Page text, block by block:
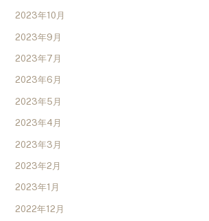
2023年10月
2023年9月
2023年7月
2023年6月
2023年5月
2023年4月
2023年3月
2023年2月
2023年1月
2022年12月